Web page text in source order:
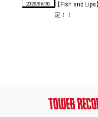
2025/06/30
【Fish and
定！！